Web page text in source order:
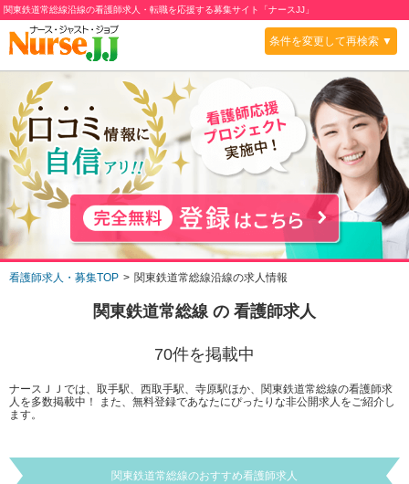
関東鉄道常総線沿線の看護師求人・転職を応援する募集サイト「ナースJJ」
条件を変更して再検索 ▼
看護師求人・募集TOP 関東鉄道常総線沿線の求人情報
関東鉄道常総線の 看護師求人
70件を掲載中
ナースＪＪでは、取手駅、西取手駅、寺原駅ほか、関東鉄道常総線の看護師求
人を多数掲載中！ また、無料登録であなたにぴったりな非公開求人をご紹介し
ます。
関東鉄道常総線のおすすめ看護師求人